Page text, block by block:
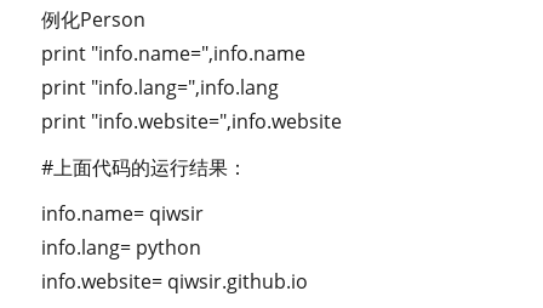
例化Person
print "info.name=",info.name
print "info.lang=",info.lang
print "info.website=",info.website
#上面代码的运行结果：
info.name= qiwsir
info.lang= python
info.website= qiwsir.github.io